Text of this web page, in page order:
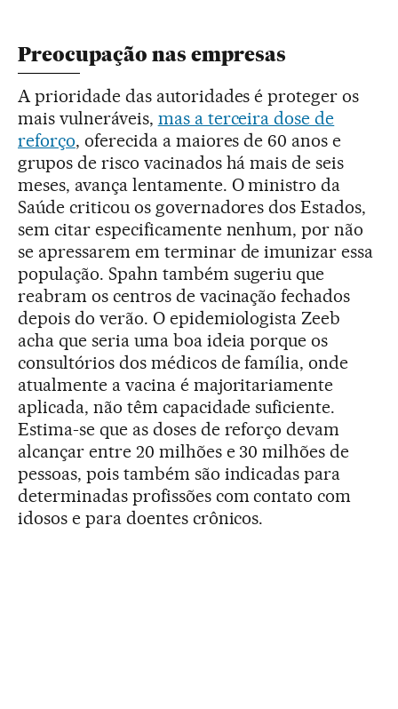
Preocupação nas empresas
A prioridade das autoridades é proteger os
mais vulneráveis, mas a terceira dose de
reforço, oferecida a maiores de 60 anos e
grupos de risco vacinados há mais de seis
meses, avança lentamente. O ministro da
Saúde criticou os governadores dos Estados,
sem citar especificamente nenhum, por não
se apressarem em terminar de imunizar essa
população. Spahn também sugeriu que
reabram os centros de vacinação fechados
depois do verão. O epidemiologista Zeeb
acha que seria uma boa ideia porque os
consultórios dos médicos de família, onde
atualmente a vacina é majoritariamente
aplicada, não têm capacidade suficiente.
Estima-se que as doses de reforço devam
alcançar entre 20 milhões e 30 milhões de
pessoas, pois também são indicadas para
determinadas profissões com contato com
idosos e para doentes crônicos.